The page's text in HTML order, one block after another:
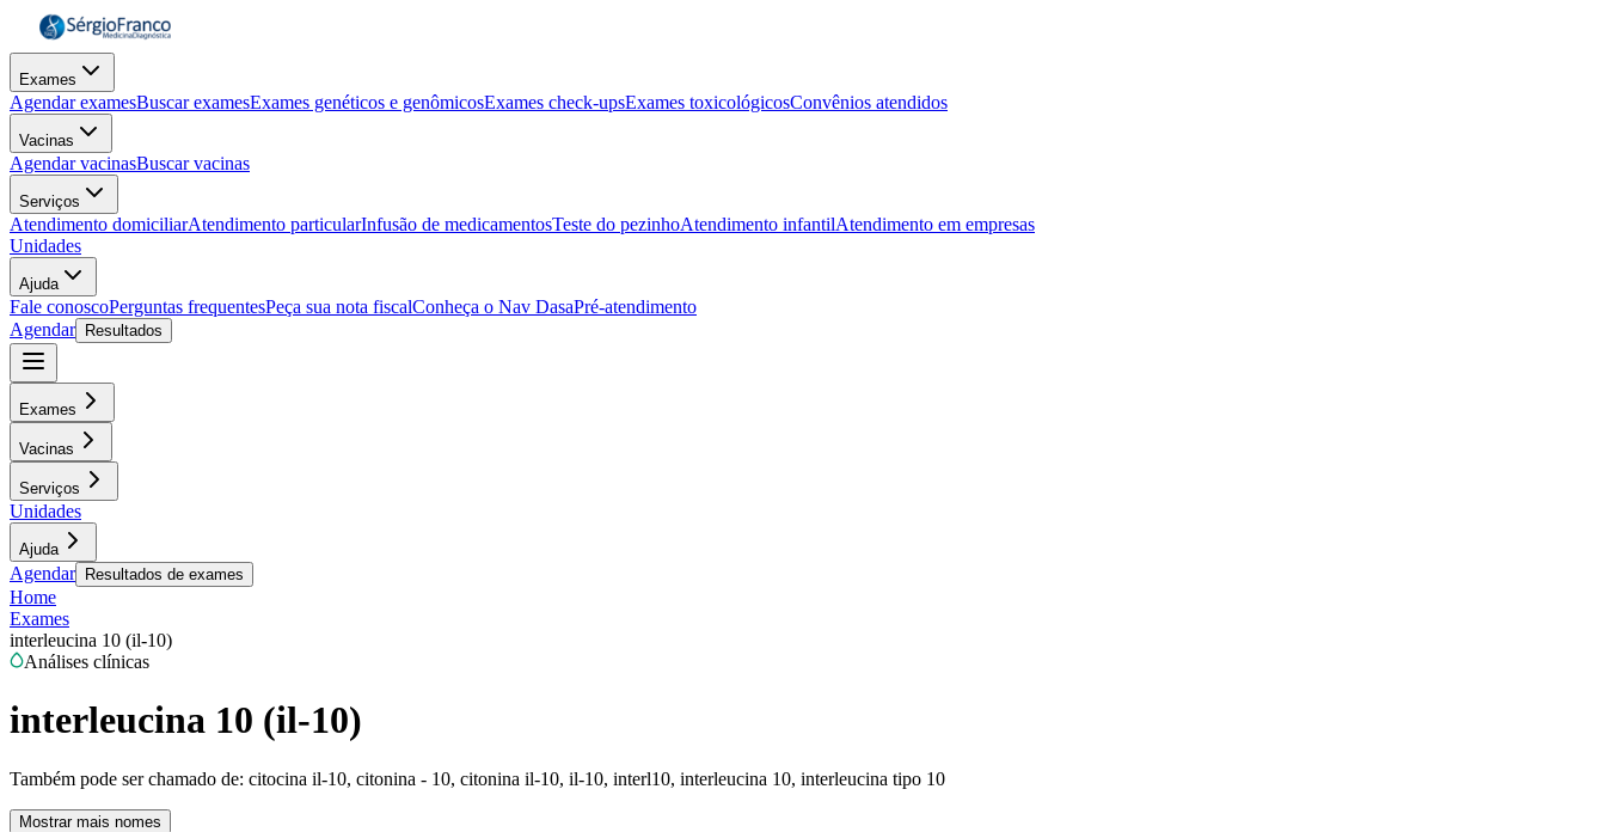
Exames
Agendar examesBuscar examesExames genéticos e genômicosExames check-upsExames toxicológicosConvênios atendidos
Vacinas
Agendar vacinasBuscar vacinas
Serviços
Atendimento domiciliarAtendimento particularInfusão de medicamentosTeste do pezinhoAtendimento infantilAtendimento em empresas
Unidades
Ajuda
Fale conoscoPerguntas frequentesPeça sua nota fiscalConheça o Nav DasaPré-atendimento
Agendar
Resultados
Exames
Vacinas
Serviços
Unidades
Ajuda
Agendar Resultados de exames
Home
Exames
interleucina 10 (il-10)
Análises clínicas
interleucina 10 (il-10)
Também pode ser chamado de: citocina il-10, citonina - 10, citonina il-10, il-10, interl10, interleucina 10, interleucina tipo 10
Mostrar mais nomes